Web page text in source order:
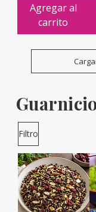
Agregar al
carrito
Filtro